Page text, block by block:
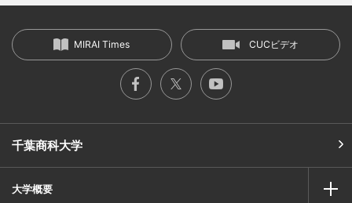
千葉商科大学
MIRAI Times CUCビデオ
大学概要